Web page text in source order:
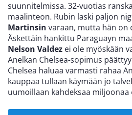
suunnitelmissa. 32-vuotias
maalinteon. Rubin laski paljon
Martinsin varaan, mutta hän on
Äskettäin hankittu Paraguayn
Nelson Valdez ei ole myöskään
Anelkan Chelsea-sopimus
Chelsea haluaa varmasti rahaa
kauppaa tullaan käymään jo
uumoillaan kahdeksaa miljoonaa